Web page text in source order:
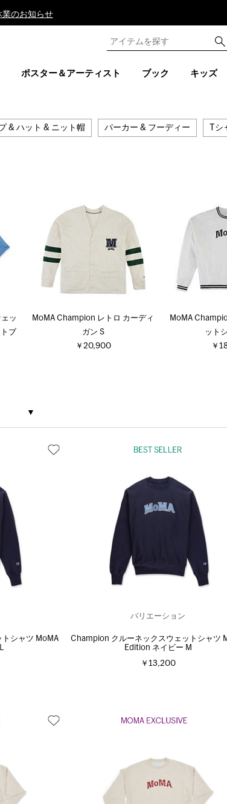
業のお知らせ
ポスター＆アーティスト ブック キッズ
& ハット & ニット帽 パーカー & フーディー T
ッ
ブ
MoMA Champion レトロ カーディ
ガン S
￥20,900
MoMA
ット
￥
シャツ MoMA
バリエーション
Champion クルーネックスウェットシャツ
Edition ネイビー M
￥13,200